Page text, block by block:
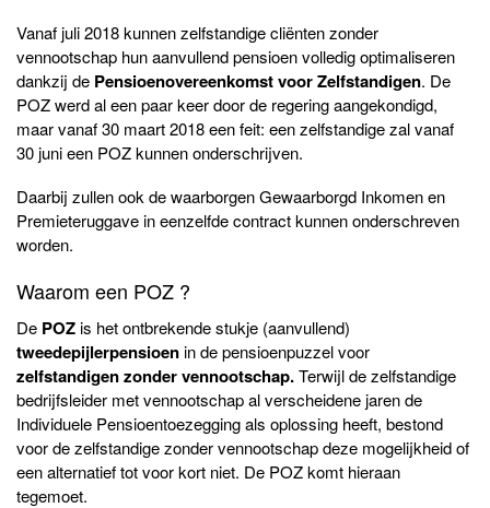
Vanaf juli 2018 kunnen zelfstandige cliënten zonder
vennootschap hun aanvullend pensioen volledig optimaliseren
dankzij de Pensioenovereenkomst voor Zelfstandigen. De
POZ werd al een paar keer door de regering aangekondigd,
maar vanaf 30 maart 2018 een feit: een zelfstandige zal vanaf
30 juni een POZ kunnen onderschrijven.
Daarbij zullen ook de waarborgen Gewaarborgd Inkomen en
Premieteruggave in eenzelfde contract kunnen onderschreven
worden.
Waarom een POZ ?
De POZis het ontbrekende stukje (aanvullend)
tweedepijlerpensioenin de pensioenpuzzel voor
zelfstandigen zonder vennootschap.Terwijl de zelfstandige
bedrijfsleider met vennootschap al verscheidene jaren de
Individuele Pensioentoezegging als oplossing heeft, bestond
voor de zelfstandige zonder vennootschap deze mogelijkheid of
een alternatief tot voor kort niet. De POZ komt hieraan
tegemoet.